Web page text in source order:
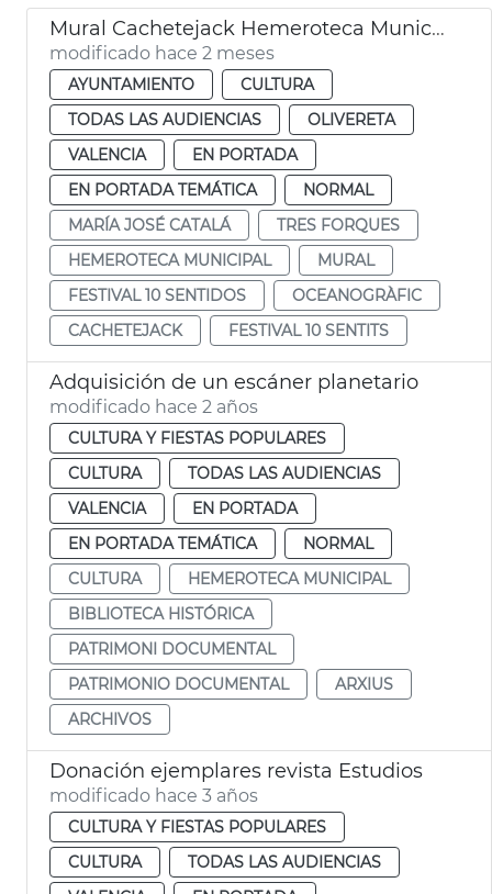
Mural Cachetejack Hemeroteca Municipal València
modificado hace 2 meses
AYUNTAMIENTO
CULTURA
TODAS LAS AUDIENCIAS
OLIVERETA
VALENCIA
EN PORTADA
EN PORTADA TEMÁTICA
NORMAL
MARÍA JOSÉ CATALÁ
TRES FORQUES
HEMEROTECA MUNICIPAL
MURAL
FESTIVAL 10 SENTIDOS
OCEANOGRÀFIC
CACHETEJACK
FESTIVAL 10 SENTITS
Adquisición de un escáner planetario
modificado hace 2 años
CULTURA Y FIESTAS POPULARES
CULTURA
TODAS LAS AUDIENCIAS
VALENCIA
EN PORTADA
EN PORTADA TEMÁTICA
NORMAL
CULTURA
HEMEROTECA MUNICIPAL
BIBLIOTECA HISTÓRICA
PATRIMONI DOCUMENTAL
PATRIMONIO DOCUMENTAL
ARXIUS
ARCHIVOS
Donación ejemplares revista Estudios
modificado hace 3 años
CULTURA Y FIESTAS POPULARES
CULTURA
TODAS LAS AUDIENCIAS